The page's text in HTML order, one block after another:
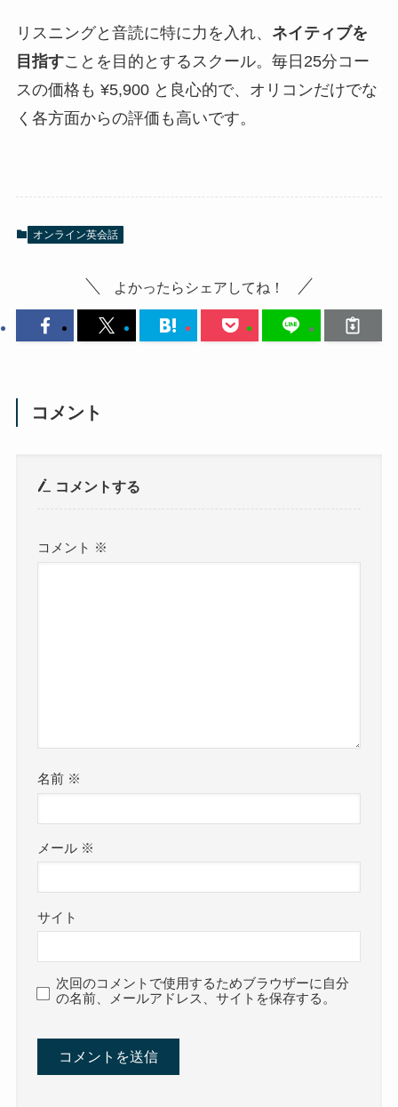
リスニングと音読に特に力を入れ、 ネイティブを
目指すことを目的とするスクール。毎日25分コー
スの価格も ¥5,900 と良心的で、オリコンだけでな
く各方面からの評価も高いです。
オンライン英会話
よかったらシェアしてね！
コメント
コメントする
コメント ※
名前 ※
メール ※
サイト
次回のコメントで使用するためブラウザーに自分
の名前、メールアドレス、サイトを保存する。